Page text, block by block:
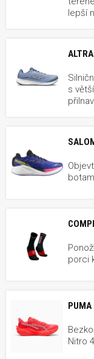
lepší
s
porci
PUMA
Nitro